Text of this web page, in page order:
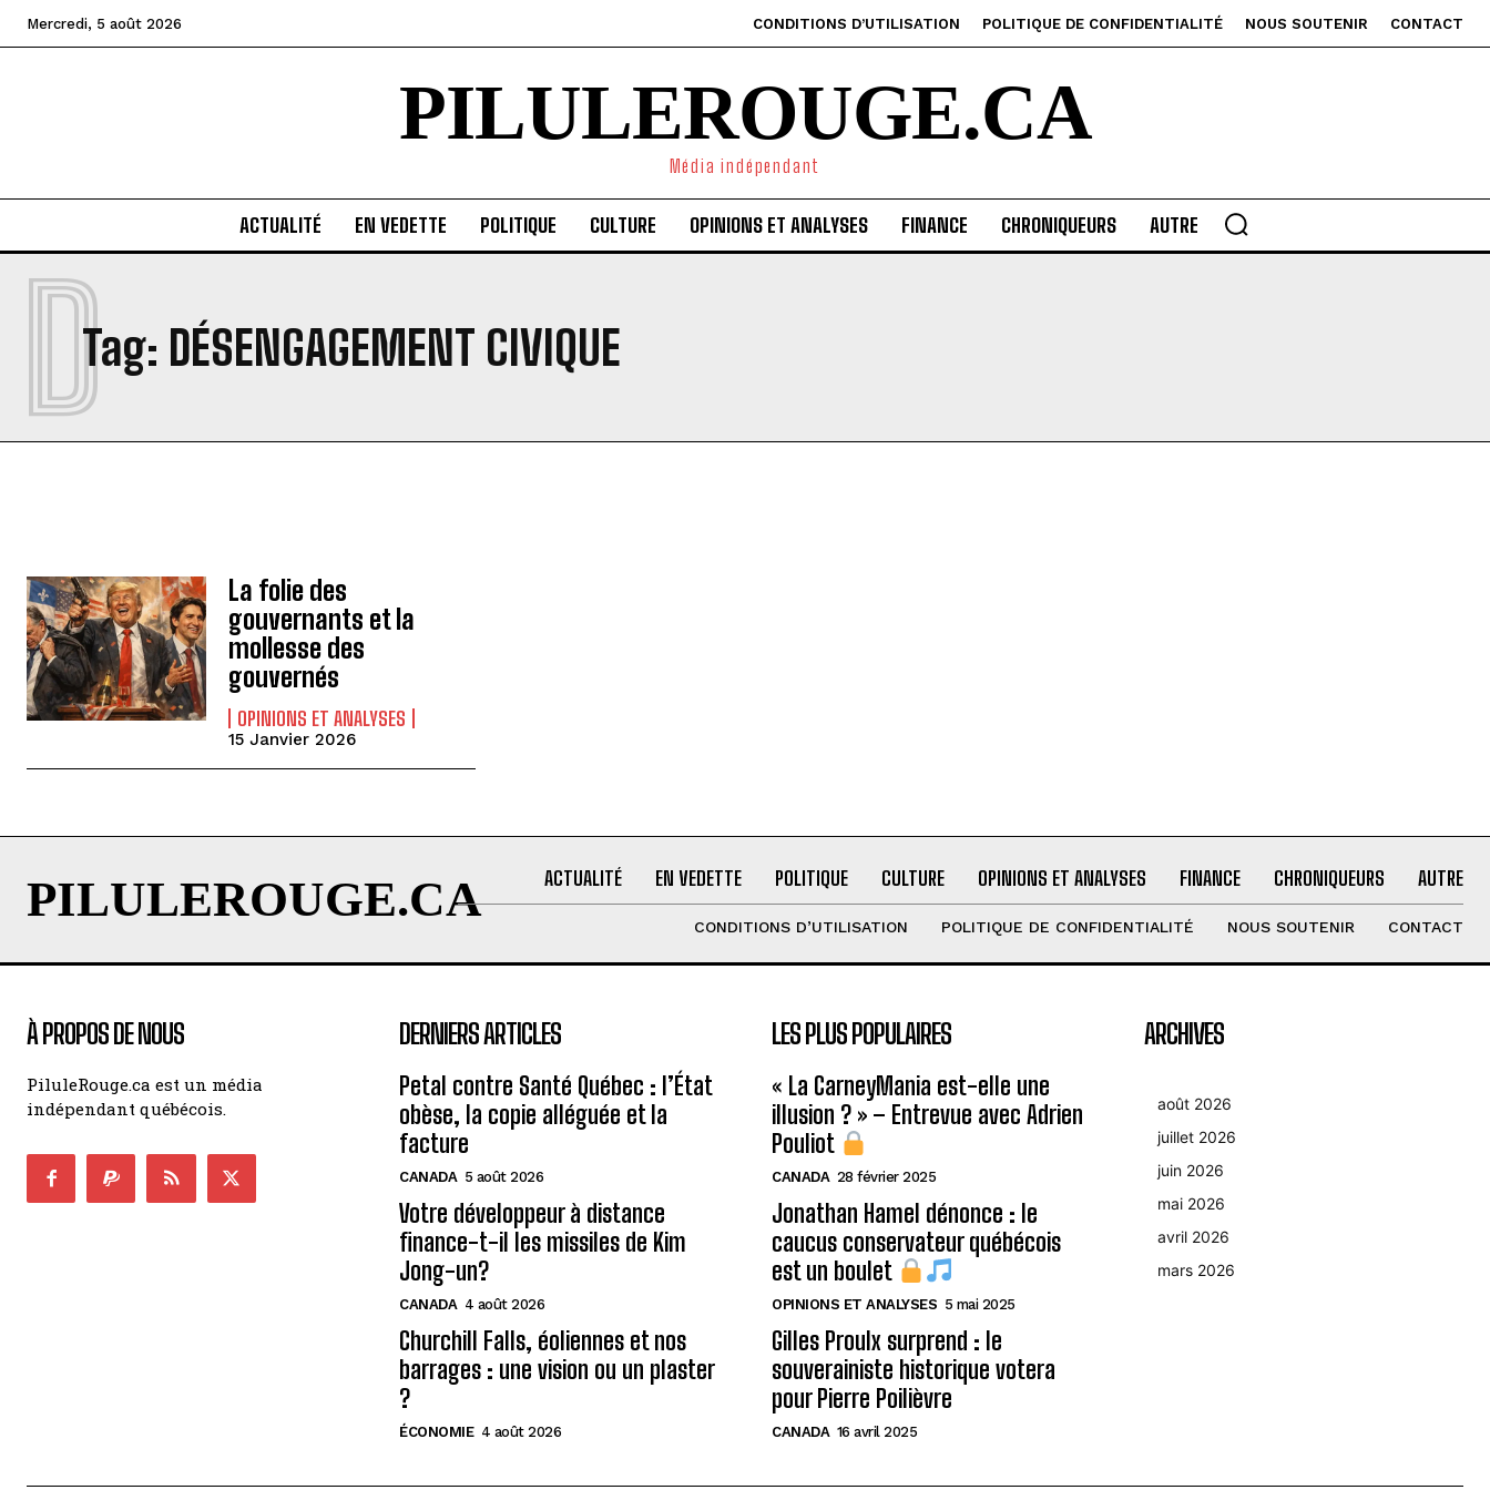
Mercredi, 5 août 2026 CONDITIONS D’UTILISATION POLITIQUE DE CONFIDENTIALITÉ NOUS SOUTENIR CONTACT
PILULEROUGE.CA
Média indépendant
ACTUALITÉ EN VEDETTE POLITIQUE CULTURE OPINIONS ET ANALYSES FINANCE CHRONIQUEURS AUTRE
Tag: DÉSENGAGEMENT CIVIQUE
D
La folie des
gouvernants et la
mollesse des
gouvernés
OPINIONS ET ANALYSES
15 Janvier 2026
PILULEROUGE.CA ACTUALITÉ EN VEDETTE POLITIQUE CULTURE OPINIONS ET ANALYSES FINANCE CHRONIQUEURS AUTRE
CONDITIONS D’UTILISATION POLITIQUE DE CONFIDENTIALITÉ NOUS SOUTENIR CONTACT
À PROPOS DE NOUS
PiluleRouge.ca est un média
indépendant québécois.
DERNIERS ARTICLES
Petal contre Santé Québec : l’État
obèse, la copie alléguée et la
facture
CANADA 5 août 2026
Votre développeur à distance
finance-t-il les missiles de Kim
Jong-un?
CANADA 4 août 2026
Churchill Falls, éoliennes et nos
barrages : une vision ou un plaster
?
ÉCONOMIE 4 août 2026
LES PLUS POPULAIRES
« La CarneyMania est-elle une
illusion ? » – Entrevue avec Adrien
Pouliot
CANADA 28 février 2025
Jonathan Hamel dénonce : le
caucus conservateur québécois
est un boulet
OPINIONS ET ANALYSES 5 mai 2025
Gilles Proulx surprend : le
souverainiste historique votera
pour Pierre Poilièvre
CANADA 16 avril 2025
ARCHIVES
août 2026
juillet 2026
juin 2026
mai 2026
avril 2026
mars 2026